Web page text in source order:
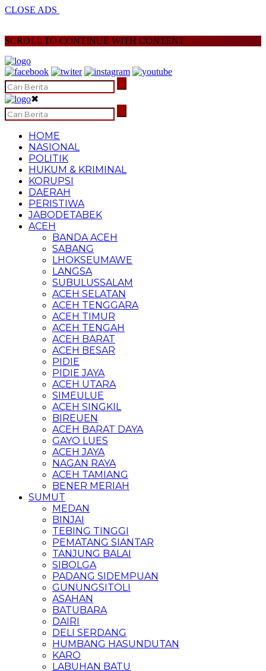
CLOSE ADS
SCROLL TO CONTINUE WITH CONTENT
✖
HOME
NASIONAL
POLITIK
HUKUM & KRIMINAL
KORUPSI
DAERAH
PERISTIWA
JABODETABEK
ACEH
BANDA ACEH
SABANG
LHOKSEUMAWE
LANGSA
SUBULUSSALAM
ACEH SELATAN
ACEH TENGGARA
ACEH TIMUR
ACEH TENGAH
ACEH BARAT
ACEH BESAR
PIDIE
PIDIE JAYA
ACEH UTARA
SIMEULUE
ACEH SINGKIL
BIREUEN
ACEH BARAT DAYA
GAYO LUES
ACEH JAYA
NAGAN RAYA
ACEH TAMIANG
BENER MERIAH
SUMUT
MEDAN
BINJAI
TEBING TINGGI
PEMATANG SIANTAR
TANJUNG BALAI
SIBOLGA
PADANG SIDEMPUAN
GUNUNGSITOLI
ASAHAN
BATUBARA
DAIRI
DELI SERDANG
HUMBANG HASUNDUTAN
KARO
LABUHAN BATU